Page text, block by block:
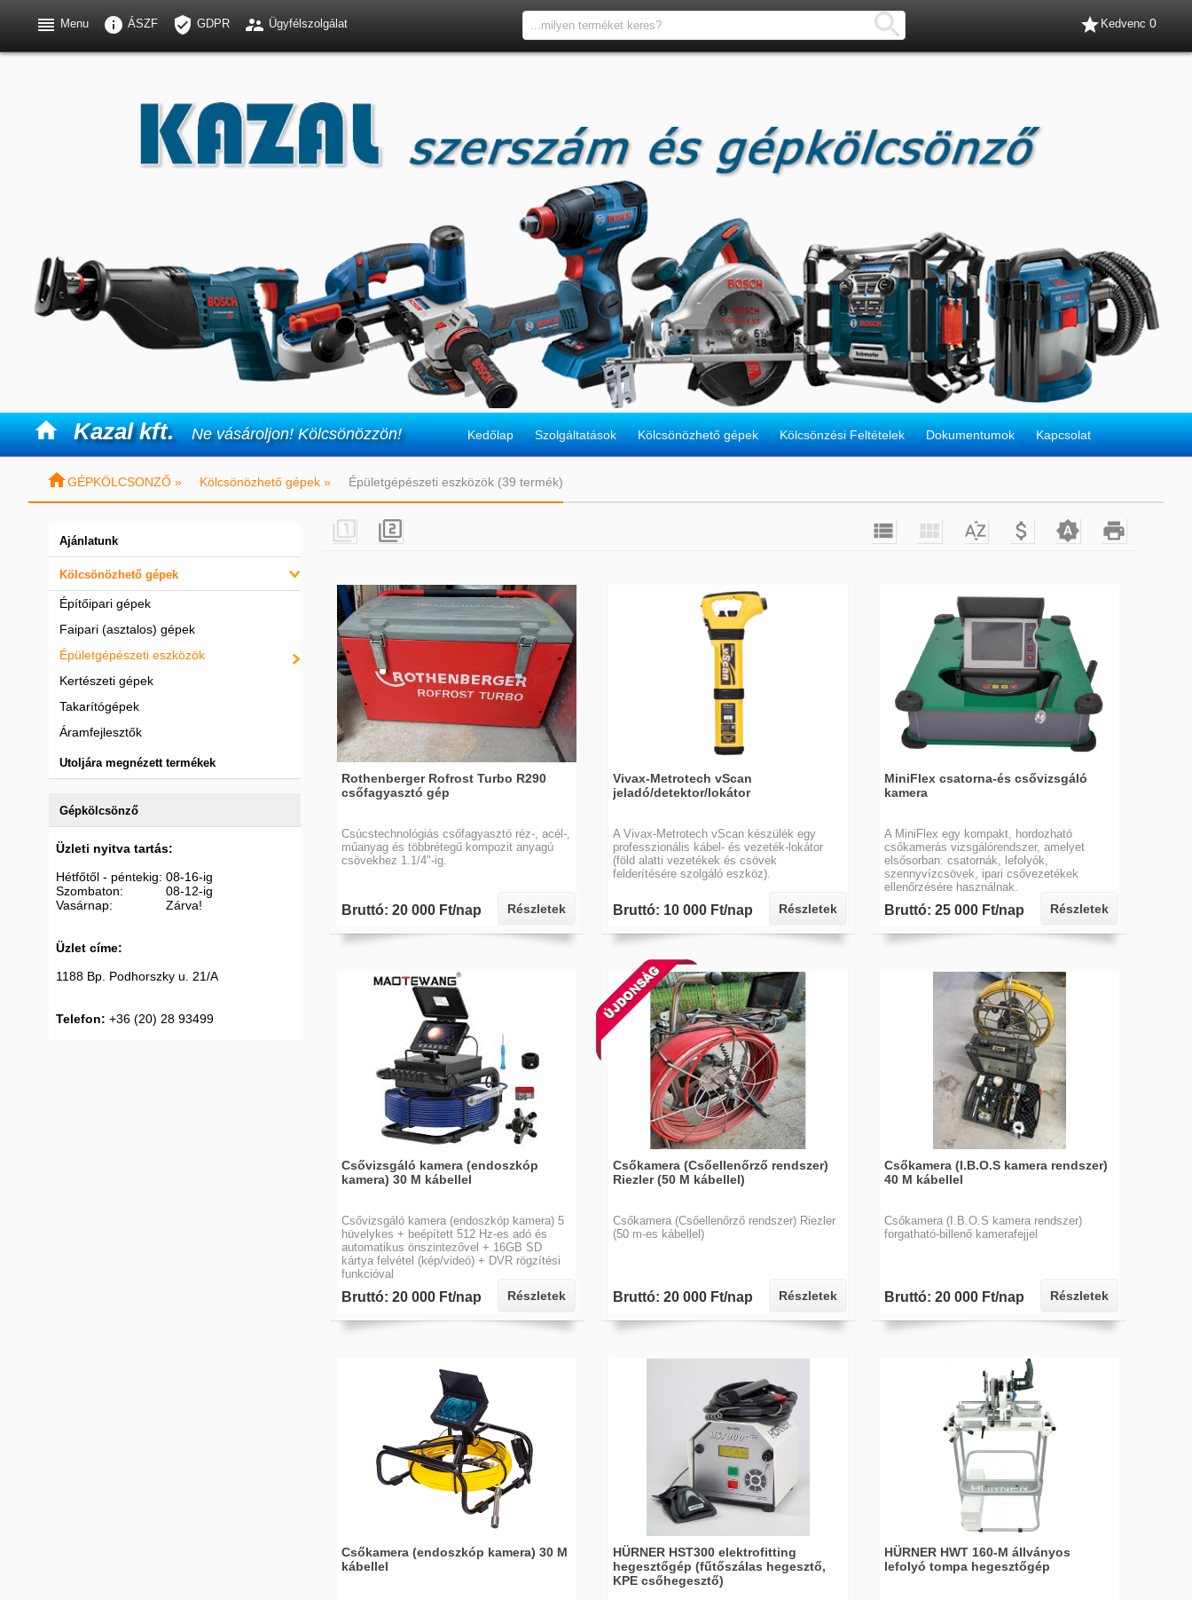
 Kazal kft. Ne vásároljon! Kölcsönözzön! Kedőlap Szolgáltatások Kölcsönözhető gépek Kölcsönzési Feltételek Dokumentumok Kapcsolat
 Menu  ÁSZF  GDPR  Ügyfélszolgálat   Kedvenc 0
GÉPKÖLCSONZŐ » Kölcsönözhető gépek » Épületgépészeti eszközök (39 termék)
Ajánlatunk
Kölcsönözhető gépek
Építőipari gépek
Faipari (asztalos) gépek
Épületgépészeti eszközök
Kertészeti gépek
Takarítógépek
Áramfejlesztők
Utoljára megnézett termékek
Gépkölcsönző
Üzleti nyitva tartás:
Hétfőtől - péntekig: 08-16-ig
Szombaton: 08-12-ig
Vasárnap: Zárva!
Üzlet címe:
1188 Bp. Podhorszky u. 21/A
Telefon: +36 (20) 28 93499
       
Rothenberger Rofrost Turbo R290
csőfagyasztó gép
Csúcstechnológiás csőfagyasztó réz-, acél-,
műanyag és többrétegű kompozit anyagú
csövekhez 1.1/4"-ig.
Bruttó: 20 000 Ft/nap Részletek
Vivax-Metrotech vScan
jeladó/detektor/lokátor
A Vivax-Metrotech vScan készülék egy
professzionális kábel- és vezeték-lokátor
(föld alatti vezetékek és csövek
felderítésére szolgáló eszköz).
Bruttó: 10 000 Ft/nap Részletek
MiniFlex csatorna-és csővizsgáló
kamera
A MiniFlex egy kompakt, hordozható
csőkamerás vizsgálórendszer, amelyet
elsősorban: csatornák, lefolyók,
szennyvízcsövek, ipari csővezetékek
ellenőrzésére használnak.
Bruttó: 25 000 Ft/nap Részletek
Csővizsgáló kamera (endoszkóp
kamera) 30 M kábellel
Csővizsgáló kamera (endoszkóp kamera) 5
hüvelykes + beépített 512 Hz-es adó és
automatikus önszintezővel + 16GB SD
kártya felvétel (kép/videó) + DVR rögzítési
funkcióval
Bruttó: 20 000 Ft/nap Részletek
Csőkamera (Csőellenőrző rendszer)
Riezler (50 M kábellel)
Csőkamera (Csőellenőrző rendszer) Riezler
(50 m-es kábellel)
Bruttó: 20 000 Ft/nap Részletek
Csőkamera (I.B.O.S kamera rendszer)
40 M kábellel
Csőkamera (I.B.O.S kamera rendszer)
forgatható-billenő kamerafejjel
Bruttó: 20 000 Ft/nap Részletek
Csőkamera (endoszkóp kamera) 30 M
kábellel
HÜRNER HST300 elektrofitting
hegesztőgép (fűtőszálas hegesztő,
KPE csőhegesztő)
HÜRNER HWT 160-M állványos
lefolyó tompa hegesztőgép